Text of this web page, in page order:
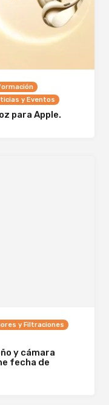
y Eventos
para Apple.
y Filtraciones
y cámara
fecha de